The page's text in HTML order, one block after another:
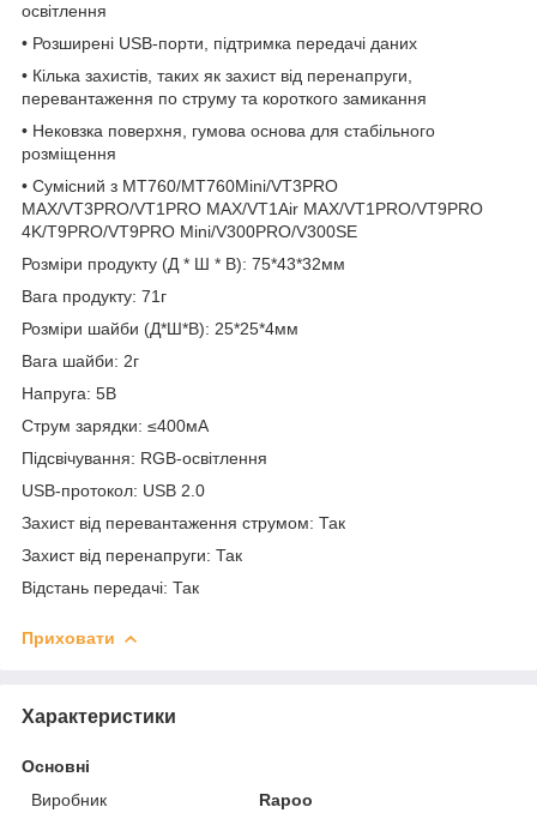
освітлення
• Розширені USB-порти, підтримка передачі даних
• Кілька захистів, таких як захист від перенапруги,
перевантаження по струму та короткого замикання
• Нековзка поверхня, гумова основа для стабільного
розміщення
• Сумісний з MT760/MT760Mini/VT3PRO
MAX/VT3PRO/VT1PRO MAX/VT1Air MAX/VT1PRO/VT9PRO
4K/T9PRO/VT9PRO Mini/V300PRO/V300SE
Розміри продукту (Д * Ш * В): 75*43*32мм
Вага продукту: 71г
Розміри шайби (Д*Ш*В): 25*25*4мм
Вага шайби: 2г
Напруга: 5В
Струм зарядки: ≤400мА
Підсвічування: RGB-освітлення
USB-протокол: USB 2.0
Захист від перевантаження струмом: Так
Захист від перенапруги: Так
Відстань передачі: Так
Приховати
Характеристики
Основні
Виробник
Rapoo